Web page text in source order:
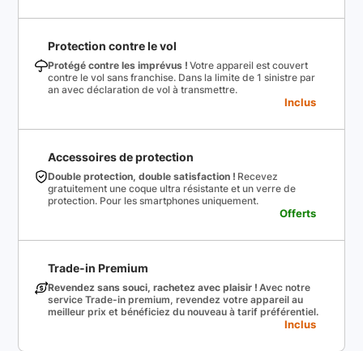
Protection contre le vol
Protégé contre les imprévus ! Votre appareil est couvert
contre le vol sans franchise. Dans la limite de 1 sinistre par
an avec déclaration de vol à transmettre.
Inclus
Accessoires de protection
Double protection, double satisfaction ! Recevez
gratuitement une coque ultra résistante et un verre de
protection. Pour les smartphones uniquement.
Offerts
Trade-in Premium
Revendez sans souci, rachetez avec plaisir ! Avec notre
service Trade-in premium, revendez votre appareil au
meilleur prix et bénéficiez du nouveau à tarif préférentiel.
Inclus